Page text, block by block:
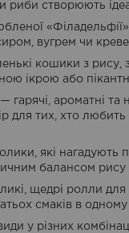
риби створюють
вугрем чи
кошики з рису,
ікрою або
гарячі, ароматні та
для тих, хто
які нагадують
балансом рису
щедрі ролли для
смаків в одному
у різних